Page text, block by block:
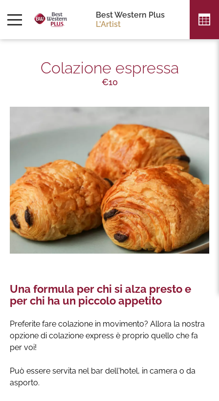
Best Western Plus
L'Artist
Colazione espressa
€10
Una formula per chi si alza presto e
per chi ha un piccolo appetito
Preferite fare colazione in movimento? Allora la nostra
opzione di colazione express è proprio quello che fa
per voi!
Può essere servita nel bar dell'hotel, in camera o da
asporto.